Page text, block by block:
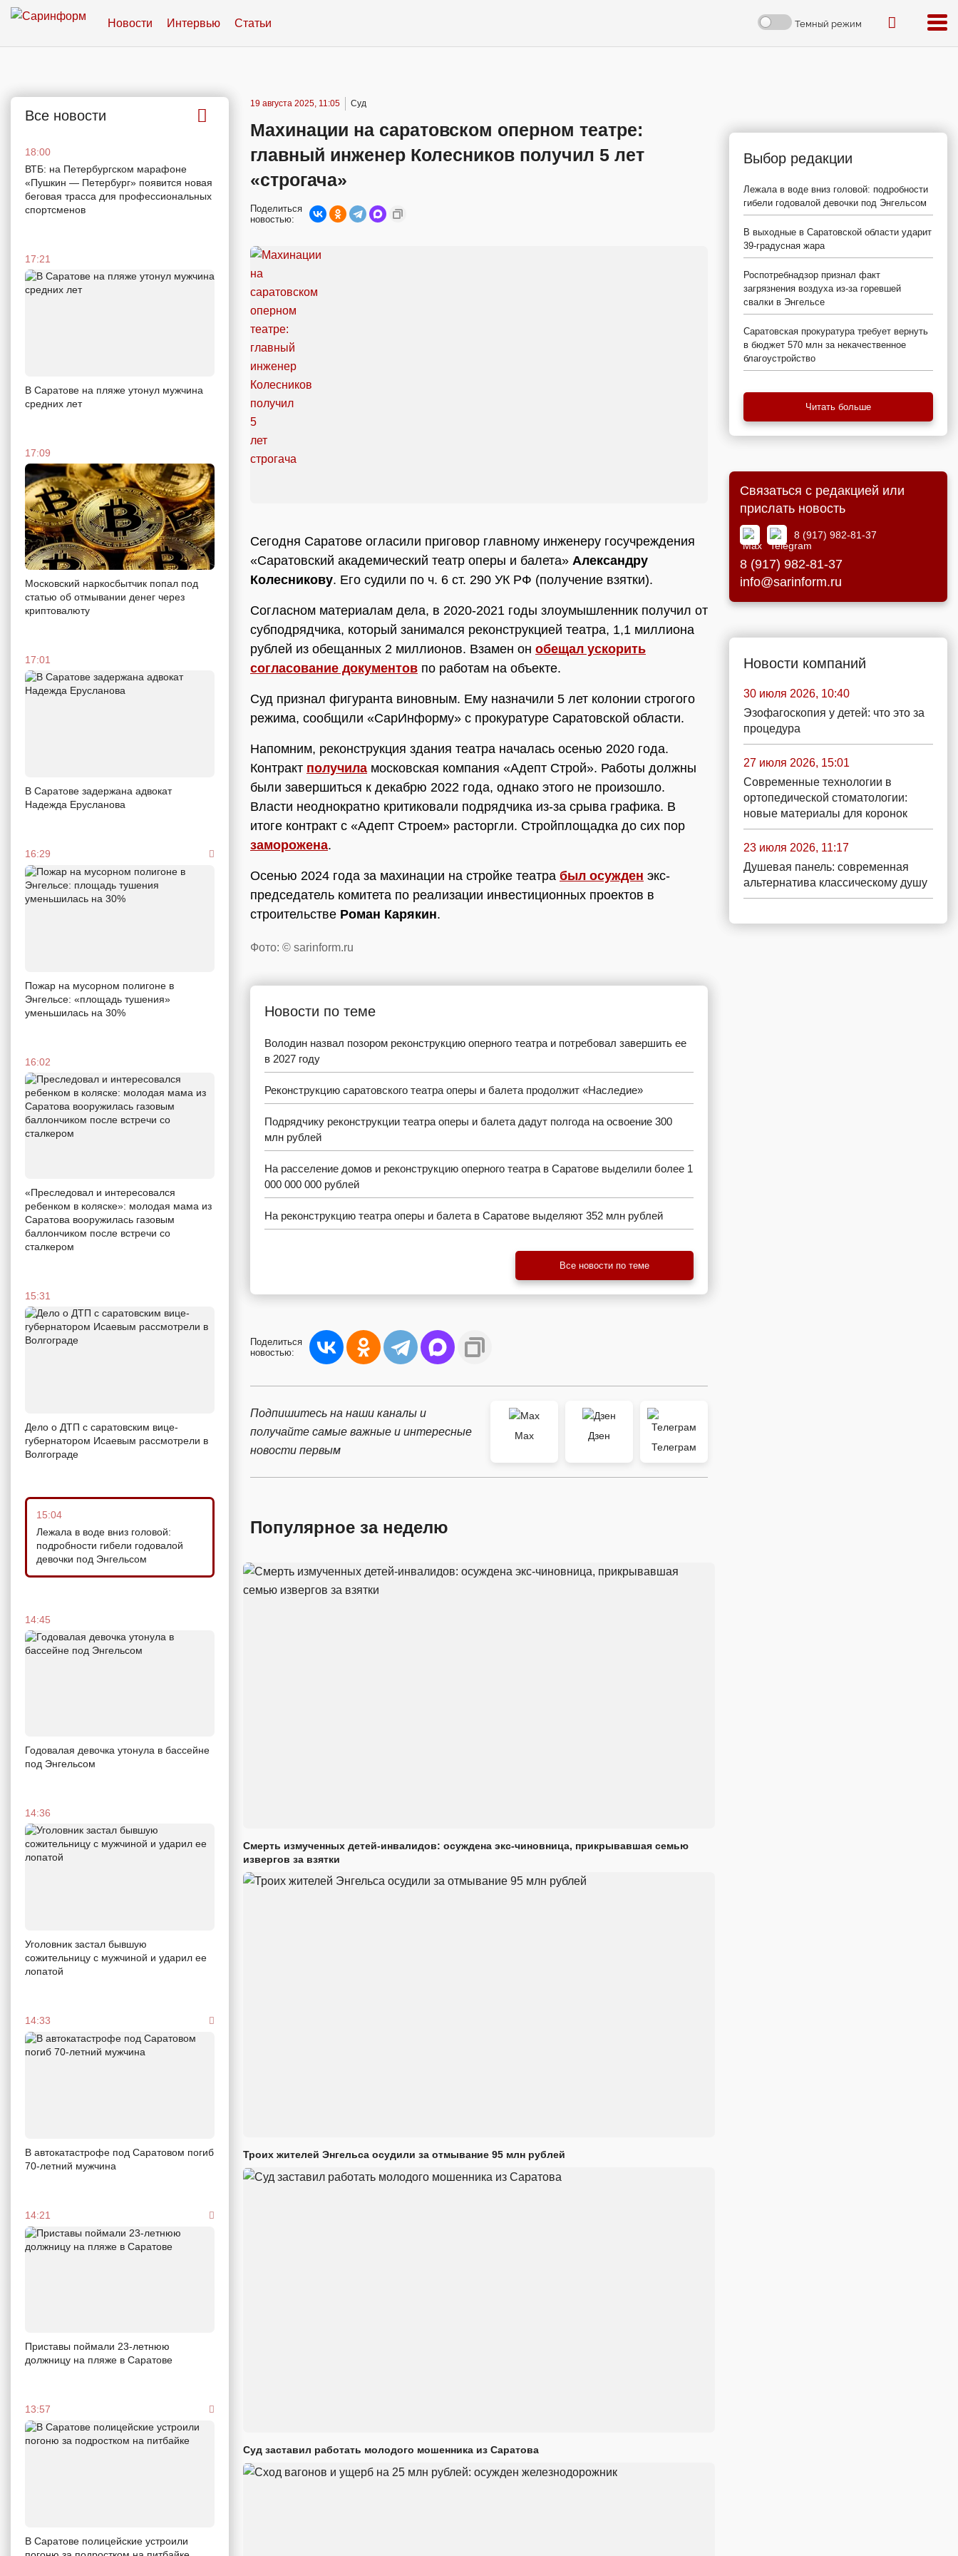
Новости Интервью Статьи Темный режим
Все новости
18:00
ВТБ: на Петербургском марафоне
«Пушкин — Петербург» появится новая
беговая трасса для профессиональных
спортсменов
17:21
В Саратове на пляже утонул мужчина
средних лет
17:09
Московский наркосбытчик попал под
статью об отмывании денег через
криптовалюту
17:01
В Саратове задержана адвокат
Надежда Ерусланова
16:29
Пожар на мусорном полигоне в
Энгельсе: «площадь тушения»
уменьшилась на 30%
16:02
«Преследовал и интересовался
ребенком в коляске»: молодая мама из
Саратова вооружилась газовым
баллончиком после встречи со
сталкером
15:31
Дело о ДТП с саратовским вице-
губернатором Исаевым рассмотрели в
Волгограде
15:04
Лежала в воде вниз головой:
подробности гибели годовалой
девочки под Энгельсом
14:45
Годовалая девочка утонула в бассейне
под Энгельсом
14:36
Уголовник застал бывшую
сожительницу с мужчиной и ударил ее
лопатой
14:33
В автокатастрофе под Саратовом погиб
70-летний мужчина
14:21
Приставы поймали 23-летнюю
должницу на пляже в Саратове
13:57
В Саратове полицейские устроили
19 августа 2025, 11:05 Суд
Махинации на саратовском оперном театре:
главный инженер Колесников получил 5 лет
«строгача»
Поделиться
новостью:
Сегодня Саратове огласили приговор главному инженеру госучреждения
«Саратовский академический театр оперы и балета» Александру
Колесникову. Его судили по ч. 6 ст. 290 УК РФ (получение взятки).
Согласном материалам дела, в 2020-2021 годы злоумышленник получил от
субподрядчика, который занимался реконструкцией театра, 1,1 миллиона
рублей из обещанных 2 миллионов. Взамен он обещал ускорить
согласование документов по работам на объекте.
Суд признал фигуранта виновным. Ему назначили 5 лет колонии строгого
режима, сообщили «СарИнформу» с прокуратуре Саратовской области.
Напомним, реконструкция здания театра началась осенью 2020 года.
Контракт получила московская компания «Адепт Строй». Работы должны
были завершиться к декабрю 2022 года, однако этого не произошло.
Власти неоднократно критиковали подрядчика из-за срыва графика. В
итоге контракт с «Адепт Строем» расторгли. Стройплощадка до сих пор
заморожена.
Осенью 2024 года за махинации на стройке театра был осужден экс-
председатель комитета по реализации инвестиционных проектов в
строительстве Роман Карякин.
Фото: © sarinform.ru
Новости по теме
Володин назвал позором реконструкцию оперного театра и потребовал завершить ее
в 2027 году
Реконструкцию саратовского театра оперы и балета продолжит «Наследие»
Подрядчику реконструкции театра оперы и балета дадут полгода на освоение 300
млн рублей
На расселение домов и реконструкцию оперного театра в Саратове выделили более 1
000 000 000 рублей
На реконструкцию театра оперы и балета в Саратове выделяют 352 млн рублей
Все новости по теме
Поделиться
новостью:
Подпишитесь на наши каналы и
получайте самые важные и интересные
новости первым
Max
Дзен
Телеграм
Популярное за неделю
Смерть измученных детей-инвалидов: осуждена экс-чиновница, прикрывавшая семью
извергов за взятки
Троих жителей Энгельса осудили за отмывание 95 млн рублей
Суд заставил работать молодого мошенника из Саратова
Выбор редакции
Лежала в воде вниз головой: подробности
гибели годовалой девочки под Энгельсом
В выходные в Саратовской области ударит
39-градусная жара
Роспотребнадзор признал факт
загрязнения воздуха из-за горевшей
свалки в Энгельсе
Саратовская прокуратура требует вернуть
в бюджет 570 млн за некачественное
благоустройство
Читать больше
Связаться с редакцией или
прислать новость
8 (917) 982-81-37
8 (917) 982-81-37
info@sarinform.ru
Новости компаний
30 июля 2026, 10:40
Эзофагоскопия у детей: что это за
процедура
27 июля 2026, 15:01
Современные технологии в
ортопедической стоматологии:
новые материалы для коронок
23 июля 2026, 11:17
Душевая панель: современная
альтернатива классическому душу